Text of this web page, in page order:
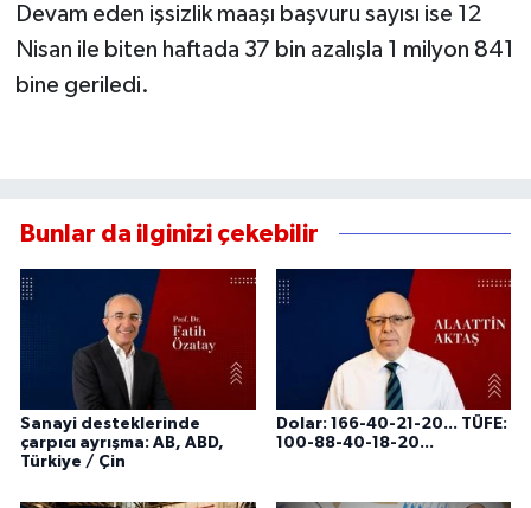
Devam eden işsizlik maaşı başvuru sayısı ise 12
Nisan ile biten haftada 37 bin azalışla 1 milyon 841
bine geriledi.
Bunlar da ilginizi çekebilir
Sanayi desteklerinde
çarpıcı ayrışma: AB, ABD,
Türkiye / Çin
Dolar: 166-40-21-20... TÜFE:
100-88-40-18-20...